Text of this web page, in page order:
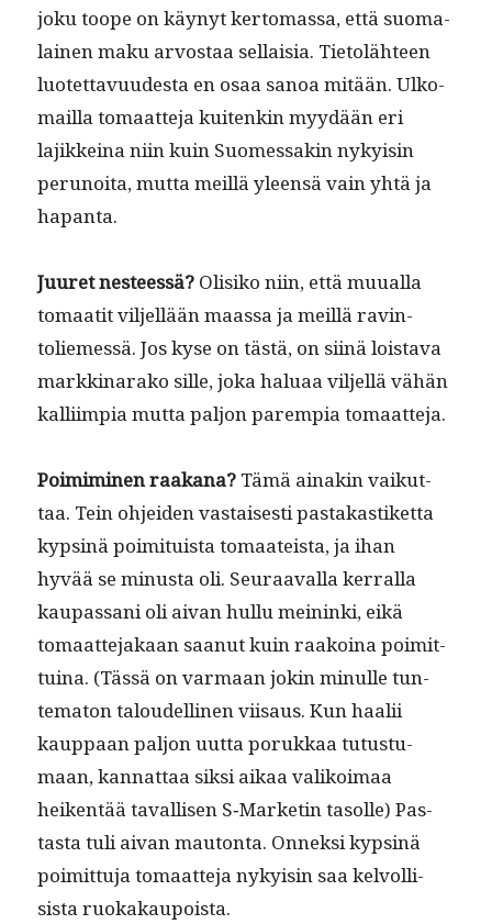
joku toope on käynyt ker­tomas­sa, että suo­ma­
lainen maku arvostaa sel­l­aisia. Tietoläh­teen
luotet­tavu­ud­es­ta en osaa sanoa mitään. Ulko­
mail­la tomaat­te­ja kuitenkin myy­dään eri
lajikkeina niin kuin Suomes­sakin nyky­isin
perunoi­ta, mut­ta meil­lä yleen­sä vain yhtä ja
hapanta.
Juuret nes­teessä? Olisiko niin, että muual­la
tomaatit vil­jel­lään maas­sa ja meil­lä rav­in­
toliemessä. Jos kyse on tästä, on siinä lois­ta­va
markki­narako sille, joka halu­aa vil­jel­lä vähän
kalli­impia mut­ta paljon parem­pia tomaatteja.
Poim­imi­nen raakana? Tämä ainakin vaikut­
taa. Tein ohjei­den vas­tais­es­ti pas­takastiket­ta
kypsinä poim­i­tu­ista tomaateista, ja ihan
hyvää se minus­ta oli. Seu­raaval­la ker­ral­la
kau­pas­sani oli aivan hul­lu meinin­ki, eikä
tomaat­te­jakaan saanut kuin raakoina poimit­
tuina. (Tässä on var­maan jokin min­ulle tun­
tem­aton taloudelli­nen viisaus. Kun haalii
kaup­paan paljon uut­ta porukkaa tutus­tu­
maan, kan­nat­taa sik­si aikaa valikoimaa
heiken­tää taval­lisen S‑Marketin tasolle) Pas­
tas­ta tuli aivan mau­ton­ta. Onnek­si kypsinä
poimit­tu­ja tomaat­te­ja nyky­isin saa kelvol­li­
sista ruokakaupoista.